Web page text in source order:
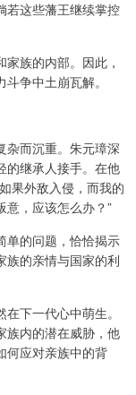
若这些藩王继续掌控
族的内部。因此，
争中土崩瓦解。
杂而沉重。朱元璋深
的继承人接手。在他
果外敌入侵，而我的
意，应该怎么办？”
单的问题，恰恰揭示
的亲情与国家的利
下一代心中萌生。
族内的潜在威胁，他
何应对亲族中的背